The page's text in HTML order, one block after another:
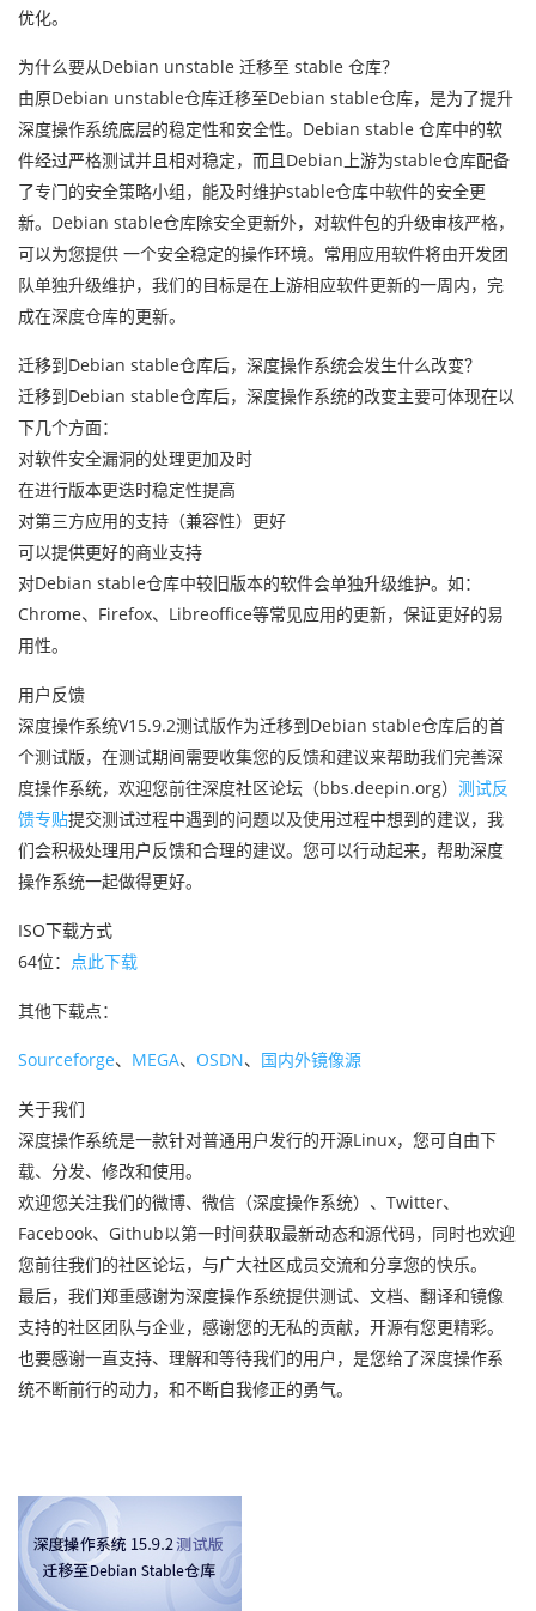
优化。
为什么要从Debian unstable 迁移至 stable 仓库？
由原Debian unstable仓库迁移至Debian stable仓库，是为了提升
深度操作系统底层的稳定性和安全性。Debian stable 仓库中的软
件经过严格测试并且相对稳定，而且Debian上游为stable仓库配备
了专门的安全策略小组，能及时维护stable仓库中软件的安全更
新。Debian stable仓库除安全更新外，对软件包的升级审核严格，
可以为您提供 一个安全稳定的操作环境。常用应用软件将由开发团
队单独升级维护，我们的目标是在上游相应软件更新的一周内，完
成在深度仓库的更新。
迁移到Debian stable仓库后，深度操作系统会发生什么改变？
迁移到Debian stable仓库后，深度操作系统的改变主要可体现在以
下几个方面：
对软件安全漏洞的处理更加及时
在进行版本更迭时稳定性提高
对第三方应用的支持（兼容性）更好
可以提供更好的商业支持
对Debian stable仓库中较旧版本的软件会单独升级维护。如：
Chrome、Firefox、Libreoffice等常见应用的更新，保证更好的易
用性。
用户反馈
深度操作系统V15.9.2测试版作为迁移到Debian stable仓库后的首
个测试版，在测试期间需要收集您的反馈和建议来帮助我们完善深
度操作系统，欢迎您前往深度社区论坛（bbs.deepin.org） 测试反
馈专贴提交测试过程中遇到的问题以及使用过程中想到的建议，我
们会积极处理用户反馈和合理的建议。您可以行动起来，帮助深度
操作系统一起做得更好。
ISO下载方式
64位： 点此下载
其他下载点：
Sourceforge、 MEGA、 OSDN、 国内外镜像源
关于我们
深度操作系统是一款针对普通用户发行的开源Linux，您可自由下
载、分发、修改和使用。
欢迎您关注我们的微博、微信（深度操作系统）、Twitter、
Facebook、Github以第一时间获取最新动态和源代码，同时也欢迎
您前往我们的社区论坛，与广大社区成员交流和分享您的快乐。
最后，我们郑重感谢为深度操作系统提供测试、文档、翻译和镜像
支持的社区团队与企业，感谢您的无私的贡献，开源有您更精彩。
也要感谢一直支持、理解和等待我们的用户，是您给了深度操作系
统不断前行的动力，和不断自我修正的勇气。